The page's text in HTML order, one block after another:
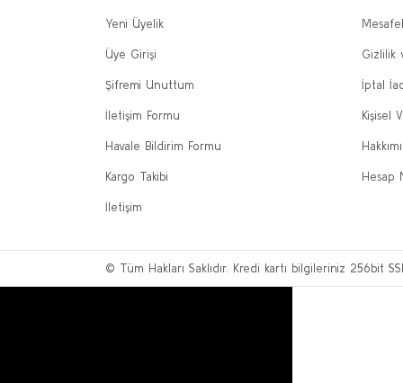
Yeni Üyelik
Üye Girişi
Şifremi Unuttum
İletişim Formu
Havale Bildirim Formu
Kargo Takibi
İletişim
Gizlilik
İptal
Kişisel
Hesap
© Tüm Hakları Saklıdır. Kredi kartı bilgileriniz 256bit